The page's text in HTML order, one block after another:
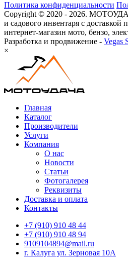
Политика конфиденциальности
Copyright © 2020 - 2026.
и садового инвентаря с
интернет-магазин мото, бензо,
Разработка и продвижение - Vegas
×
Главная
Каталог
Производители
Услуги
Компания
О нас
Новости
Статьи
Фотогалерея
Реквизиты
Доставка и оплата
Контакты
+7 (910) 910 48 44
+7 (910) 910 48 94
9109104894@mail.ru
г. Калуга ул. Зерновая 10А